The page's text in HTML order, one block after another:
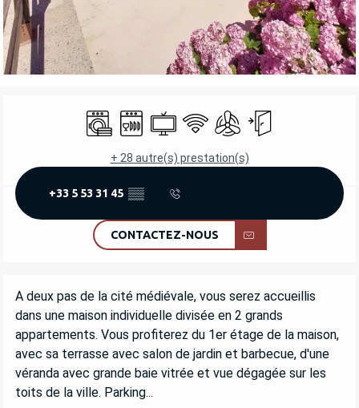
OUVERTURE ET COORDONNÉES
Lave lingeLave vaisselle
Télévision
WiFi Air conditionné
Entrée
+ 28 autre(s) prestation(s)
+33 5 53 31 45 ▒▒
CONTACTEZ-NOUS
DESCRIPTION
A deux pas de la cité médiévale, vous serez accueillis
dans une maison individuelle divisée en 2 grands
appartements. Vous profiterez du 1er étage de la maison,
avec sa terrasse avec salon de jardin et barbecue, d'une
véranda avec grande baie vitrée et vue dégagée sur les
toits de la ville. Parking...